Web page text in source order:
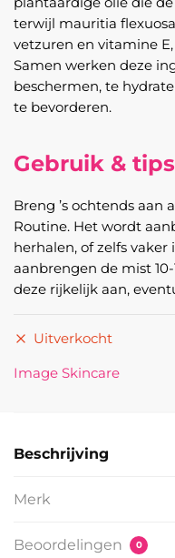
terwijl mauritia
vetzuren en vitamine
Samen werken deze
beschermen, te
te bevorderen.
Gebruik & tips
Breng ’s ochtends aan
Routine. Het wordt
herhalen, of zelfs
aanbrengen de mist
deze rijkelijk aan,
Uitverkocht
Image Skincare
Beschrijving
Merk
Beoordelingen 0